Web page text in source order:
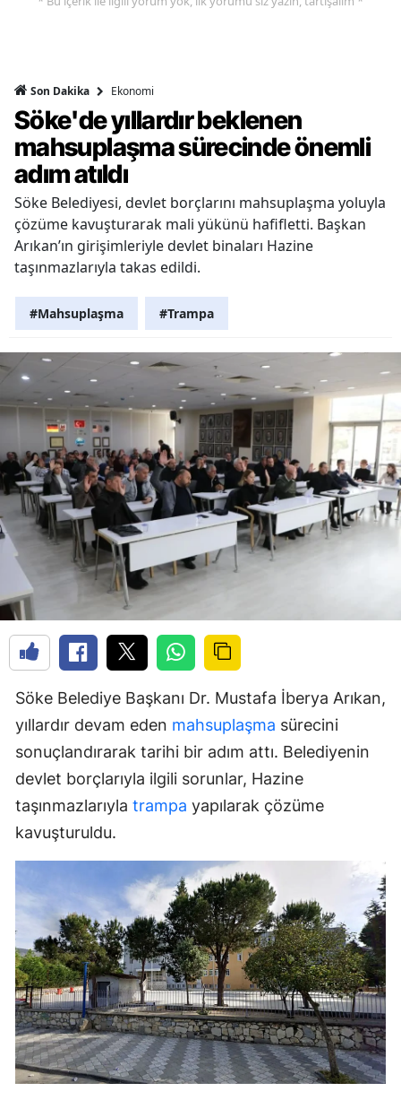
Son Dakika Ekonomi
Söke'de yıllardır beklenen
mahsuplaşma sürecinde önemli
adım atıldı
Söke Belediyesi, devlet borçlarını mahsuplaşma yoluyla
çözüme kavuşturarak mali yükünü hafifletti. Başkan
Arıkan’ın girişimleriyle devlet binaları Hazine
taşınmazlarıyla takas edildi.
#Mahsuplaşma #Trampa
Söke Belediye Başkanı Dr. Mustafa İberya Arıkan,
yıllardır devam eden mahsuplaşma sürecini
sonuçlandırarak tarihi bir adım attı. Belediyenin
devlet borçlarıyla ilgili sorunlar, Hazine
taşınmazlarıyla trampa yapılarak çözüme
kavuşturuldu.